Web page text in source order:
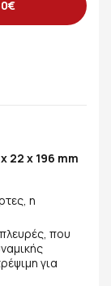
22 x 196 mm
η
που
για